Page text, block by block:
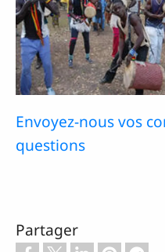
Envoyez-nous vos
questions
Partager